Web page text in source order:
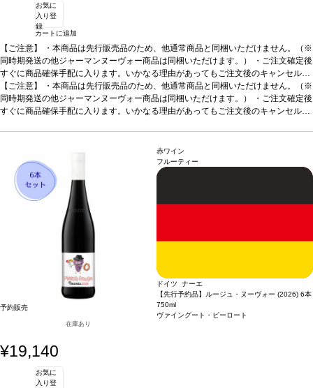
お気に
入り登
録
カートに追加
【ご注意】
・本商品は先行販売品のため、他通常商品と同梱いただけません。（※
同時期発送の他ジャーマンヌーヴォー商品は同梱いただけます。） ・ご注文確定後
すぐに商品確保手配に入ります。いかなる理由があってもご注文後のキャンセルは
承っておりません。 ・手配完了後、システム設定上ご注文手配完了の通知が送付さ
れますが、出荷は配送予定日に準じます。 ・お届けは12月中旬頃を予定しており
ます。 ・お届け先1件につき送料1,760円を頂戴いたします。 ・値引きクーポンは
【ご注意】
・本商品は先行販売品のため、他通常商品と同梱いただけません。（※
同時期発送の他ジャーマンヌーヴォー商品は同梱いただけます。） ・ご注文確定後
すぐに商品確保手配に入ります。いかなる理由があってもご注文後のキャンセルは
ます。 ・お届け先1件につき送料1,760円を頂戴いたします。 ・値引きクーポンは
ご利用いただけません。 ・クール便発送はお選びいただけません。
予約販売
在庫あり
赤ワイン
フルーティー
ドイツ ナーエ
【先行予約品】ルージュ・ヌーヴォー (2026) 6本
750ml
ヴァイングート・ピーロート
¥19,140
お気に
入り登